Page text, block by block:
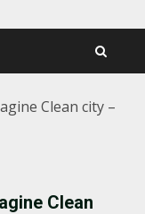
Clean city –
Clean